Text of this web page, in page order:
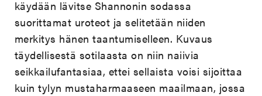
käydään lävitse Shannonin sodassa
suorittamat uroteot ja selitetään niiden
merkitys hänen taantumiselleen. Kuvaus
täydellisestä sotilaasta on niin naiivia
seikkailufantasiaa, ettei sellaista voisi sijoittaa
kuin tylyn mustaharmaaseen maailmaan, jossa